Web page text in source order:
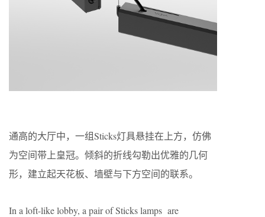
通高的大厅中，一组Sticks灯具悬挂在上方，仿佛
为空间带上皇冠。倾斜的折线勾勒出优雅的几何
形，建立起天花板、墙壁与下方空间的联系。
In a loft-like lobby, a pair of Sticks lamps are